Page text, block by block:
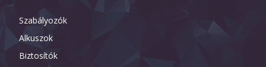
Szabályozók
Alkuszok
Biztosítók